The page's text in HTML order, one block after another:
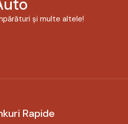
și multe altele!
Rapide